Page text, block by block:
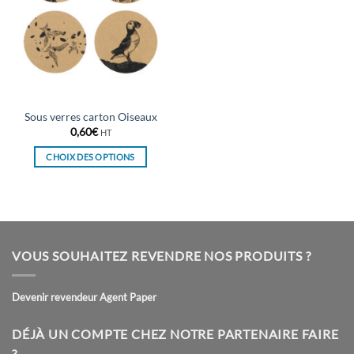
Sous verres carton Oiseaux
0,60€ HT
CHOIX DES OPTIONS
plusieurs
Les
peuvent
sur
VOUS SOUHAITEZ REVENDRE NOS PRODUITS ?
Devenir revendeur Agent Paper
DÉJÀ UN COMPTE CHEZ NOTRE PARTENAIRE FAIRE